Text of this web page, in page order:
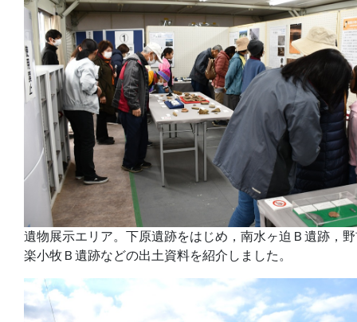
遺物展示エリア。下原遺跡をはじめ，南水ヶ迫Ｂ遺跡，
楽小牧Ｂ遺跡などの出土資料を紹介しました。